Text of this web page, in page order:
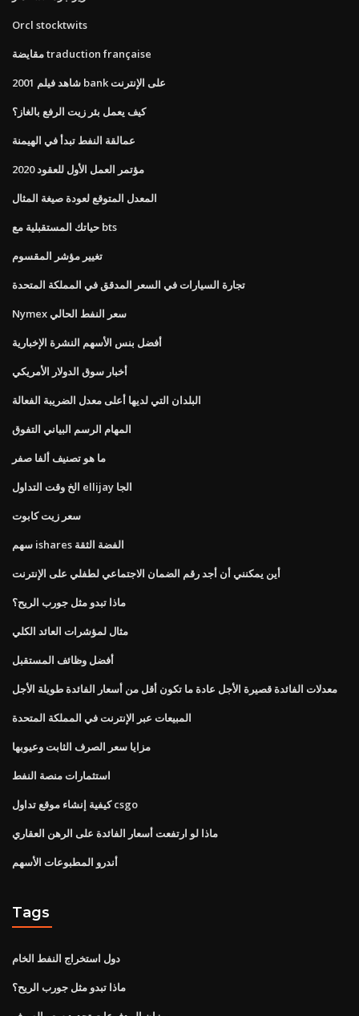
Orcl stocktwits
مقايضة traduction française
شاهد فيلم 2001 bank على الإنترنت
كيف يعمل بئر زيت الرفع بالغاز؟
عمالقة النفط تبدأ في الهيمنة
مؤتمر العمل الأول للعقود 2020
المعدل المتوقع لعودة صيغة المثال
حياتك المستقبلية مع bts
تغيير مؤشر المقسوم
تجارة السيارات في السعر المدقق في المملكة المتحدة
Nymex سعر النفط الحالي
أفضل بنس الأسهم النشرة الإخبارية
أخبار سوق الدولار الأمريكي
البلدان التي لديها أعلى معدل الضريبة الفعالة
المهام الرسم البياني التفوق
ما هو تصنيف ألفا صفر
الخ وقت التداول ellijay الجا
سعر زيت كابوت
سهم ishares الفضة الثقة
أين يمكنني أن أجد رقم الضمان الاجتماعي لطفلي على الإنترنت
ماذا تبدو مثل جورب الريح؟
مثال لمؤشرات العائد الكلي
أفضل وظائف المستقبل
معدلات الفائدة قصيرة الأجل عادة ما تكون أقل من أسعار الفائدة طويلة الأجل
المبيعات عبر الإنترنت في المملكة المتحدة
مزايا سعر الصرف الثابت وعيوبها
استثمارات منصة النفط
كيفية إنشاء موقع تداول csgo
ماذا لو ارتفعت أسعار الفائدة على الرهن العقاري
أندرو المطبوعات الأسهم
Tags
دول استخراج النفط الخام
ماذا تبدو مثل جورب الريح؟